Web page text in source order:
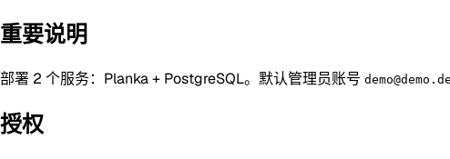
重要说明
部署 2 个服务：Planka + PostgreSQL。默认管理员账号
授权